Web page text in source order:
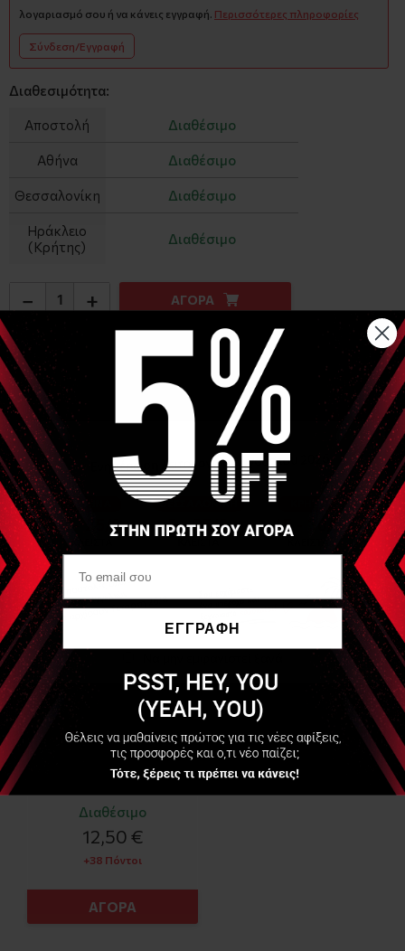
λογαριασμό σου ή να κάνεις εγγραφή. Περισσότερες πληροφορίες
Σύνδεση/Εγγραφή
Διαθεσιμότητα:
Αποστολή Διαθέσιμο
Αθήνα Διαθέσιμο
Θεσσαλονίκη Διαθέσιμο
Ηράκλειο
(Κρήτης)
Διαθέσιμο
− + ΑΓΟΡΑ
Αναλυτική Περιγραφή
Πανάκι non wooven αραχνο-ύφαντο για προσκέφαλο
κρεβατιού. Η τιμή αναφέρεται σε συσκευασία 100 τεμαχίων.
Είδες Πρόσφατα
SINTANG
Πανάκι non-wooven για
προσκέφαλο 100τμχ
(Disposable headrest
protector)
Διαθέσιμο
12,50 €
+38 Πόντοι
ΑΓΟΡΑ
ΕΓΓΡΑΦΗ